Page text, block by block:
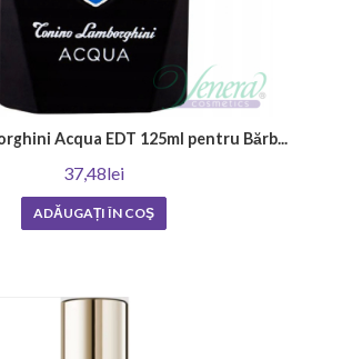
Acqua EDT 125ml pentru Bărb...
37,48lei
ADĂUGAȚI ÎN COŞ